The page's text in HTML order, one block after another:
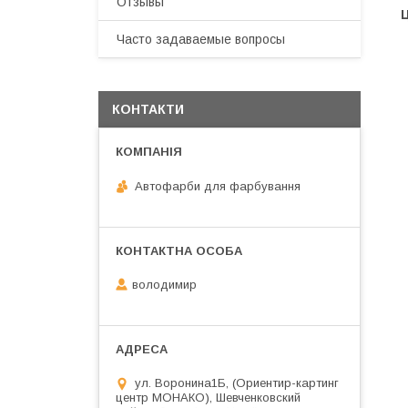
Часто задаваемые вопросы
КОНТАКТИ
Автофарби для фарбування
володимир
ул. Воронина1Б, (Ориентир-картинг
центр МОНАКО), Шевченковский